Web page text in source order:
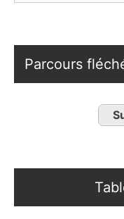
Parcours